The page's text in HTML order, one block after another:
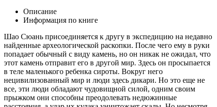
Описание
Информация по книге
Шао Сюань присоединяется к другу в экспедицию на недавно
найденные археологической раскопки. После чего ему в руки
попадает обычный с виду камень, но он никак не ожидал, что
этот камень отправит его в другой мир. Здесь он просыпается
в теле маленького ребенка сироты. Вокруг него
нецивилизованный мир и люди здесь дикари. Но это еще не
все, эти люди обладают чудовищной силой, одним своим
прыжком они способны преодолевать недюжинные